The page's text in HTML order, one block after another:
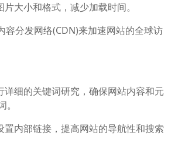
大小和格式，减少加载时间。
容分发网络(CDN)来加速网站的全球访
详细的关键词研究，确保网站内容和元
置内部链接，提高网站的导航性和搜索